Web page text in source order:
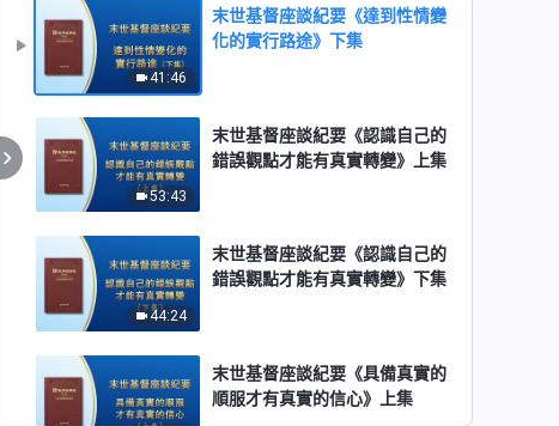
41:46
末世基督座談紀要《達到性情變
化的實行路途》下集
53:43
末世基督座談紀要《認識自己的
錯誤觀點才能有真實轉變》上集
44:24
末世基督座談紀要《認識自己的
錯誤觀點才能有真實轉變》下集
末世基督座談紀要《具備真實的
順服才有真實的信心》上集